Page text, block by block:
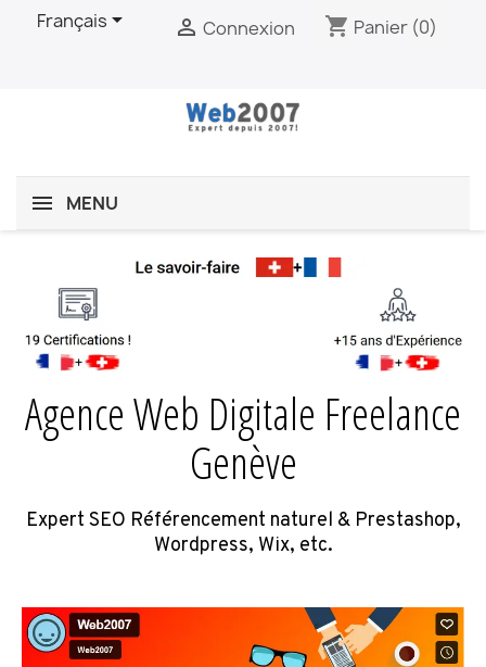
Français  Connexion shopping_cart Panier (0)
MENU
Agence Web Digitale Freelance
Genève
Expert SEO Référencement naturel & Prestashop,
Wordpress, Wix, etc.